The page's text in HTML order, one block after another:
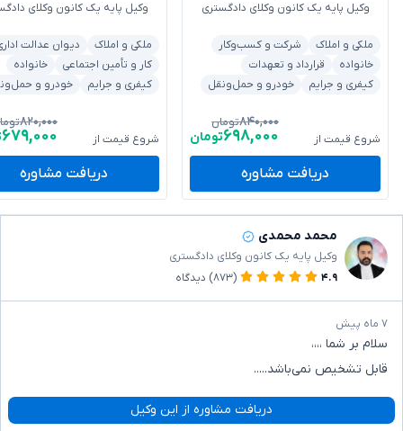
وکیل پایه یک کانون وکلای دادگستری
ملکی و املاک
شرکت و کسب‌وکار
خانواده
قرارداد و تعهدات
کیفری و جرایم
خودرو و حمل‌ونقل
شروع قیمت از
۸۴۰,۰۰۰تومان
۶۹۸,۰۰۰تومان
دریافت مشاوره
وکیل پایه یک کانون وکلای
ملکی و املاک
دیوان عدالت
کار و تأمین اجتماعی
خانواده
کیفری و جرایم
خودرو و
شروع قیمت از
۸۲۰,۰۰۰
۶۷۹,۰۰۰
دریافت مشاوره
محمد محمدی
وکیل پایه یک کانون وکلای دادگستری
۴.۹
(۸۷۳) دیدگاه
۷ ماه پیش
سلام بر شما ،،،،
قابل تشخیص نمی‌باشد.....
دریافت مشاوره از این وکیل